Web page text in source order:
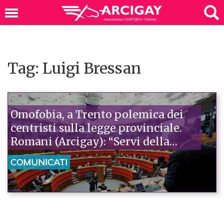
Tag: Luigi Bressan
Omofobia, a Trento polemica dei
centristi sulla legge provinciale.
Romani (Arcigay): “Servi della
curia”. Appello alla maggioranza:
“Approvate quella legge: è un segno
di civiltà”
COMUNICATI